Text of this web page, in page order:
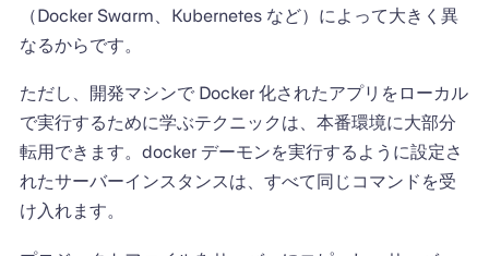
（Docker Swarm、Kubernetes など）によって大きく異
なるからです。
ただし、開発マシンで Docker 化されたアプリをローカル
で実行するために学ぶテクニックは、本番環境に大部分
転用できます。docker デーモンを実行するように設定さ
れたサーバーインスタンスは、すべて同じコマンドを受
け入れます。